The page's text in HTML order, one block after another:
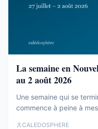
La semaine en
au 2 août 2026
Une semaine qui se
commence à peine à
CALEDOSPHERE